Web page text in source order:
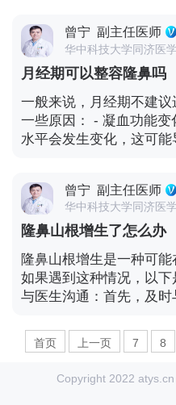
以确保手术效果自然且稳
过度追求高度可能会带来
梁可能会导致外观不自然
其他并发症。 最重要的
前，患者应该与经验丰
咨询和讨论。医生会根
析，并提供专业的建议
重考虑。
因此，医生通常会建议
架眼镜。 然而，具体的
异。有些人可能能够在几
人可能需要更长的时间
据自己的感受来决定。
选择轻便的眼镜框架，
少对鼻部的压力。另外
射玻尿酸后的护理也非常
碰撞和挤压，遵循医生的
隆鼻效果的持久和满意。
问，最好咨询注射医生，
提供更准确的指导。
曾宁 副主任医师
华中科技大学同济医
月经期可以整容隆鼻吗
一般来说，月经期不建
一些原因： - 凝血功能
水平会发生变化，这可
能相对较低，容易感染。
防可能会受到影响。 - 疼
对疼痛的敏感度可能会增
痛感受更明显。 - 肿胀和
况可能会加重，这可能导
延长恢复时间。 为了确
医生会建议避免在月经
险。 在决定进行整容手
备等。与整形外科医生
曾宁 副主任医师
华中科技大学同济医
隆鼻山根增生了怎么办
隆鼻山根增生是一种可能
如果遇到这种情况，以
与医生沟通：首先，及
具体的建议和处理方案
生可能是手术后的正常
消退。医生可能会建议
会自行改善。 - 药物治
首页 上一页 7 8
14
Copyright 2022 atys.cn